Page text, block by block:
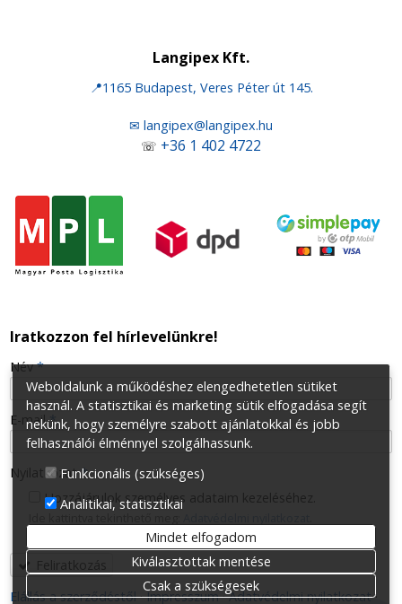
Langipex Kft.
📍1165 Budapest, Veres Péter út 145.
✉ langipex@langipex.hu
☏ +36 1 402 4722
Iratkozzon fel hírlevelünkre!
-
-
-
-
Név*
E-mail*
Nyilatkozat*
Hozzájárulok személyes adataim kezeléséhez.
Feliratkozás
Elállás a szerződéstől Impresszum Adatvédelmi nyilatkozat
Weboldalunk a működéshez elengedhetetlen sütiket
használ. A statisztikai és marketing sütik elfogadása segít
nekünk, hogy személyre szabott ajánlatokkal és jobb
felhasználói élménnyel szolgálhassunk.
Funkcionális (szükséges)
Analitikai, statisztikai
Mindet elfogadom
Kiválasztottak mentése
Csak a szükségesek